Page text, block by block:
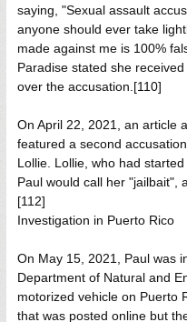
saying, "Sexual assault
anyone should ever take
made against me is 100%
Paradise stated she
over the accusation.[110]
On April 22, 2021, an article
featured a second
Lollie. Lollie, who had
Paul would call her "jailbait",
[112]
Investigation in Puerto Rico
On May 15, 2021, Paul was
Department of Natural and
motorized vehicle on Puerto
that was posted online but